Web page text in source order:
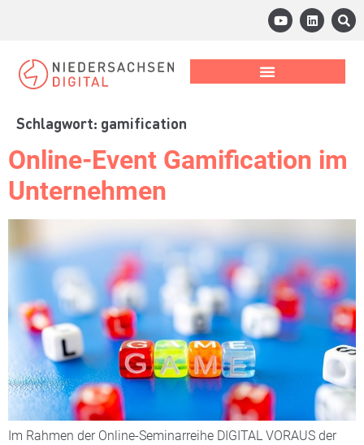
Schlagwort: gamification
Online-Event Gamification im
Unternehmen
Im Rahmen der Online-Seminarreihe DIGITAL VORAUS der